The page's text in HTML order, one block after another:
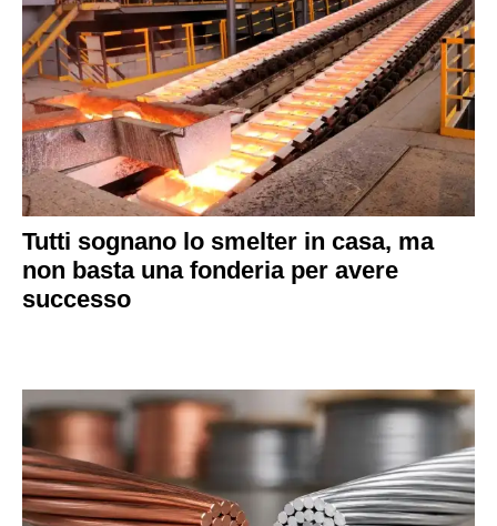
Tutti sognano lo smelter in casa, ma
non basta una fonderia per avere
successo